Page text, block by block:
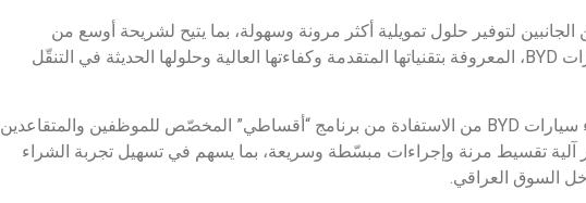
لتوفير حلول تمويلية أكثر مرونة وسهولة، بما يتيح لشريحة أوسع من
الموظفين والمتقاعدين فرصة امتلاك سيارات BYD، المعروفة بتقنياتها المتقدمة وكفاءتها العالية وحلولها الحديثة في التنقّل
وبموجب الاتفاقية سيتمكّن الراغبون بشراء سيارات BYD من الاستفادة من برنامج “أقساطي” المخصّص للموظفين والمتقاعدين
تقسيط مرنة وإجراءات مبسّطة وسريعة، بما يسهم في تسهيل تجربة الشراء
السوق العراقي.